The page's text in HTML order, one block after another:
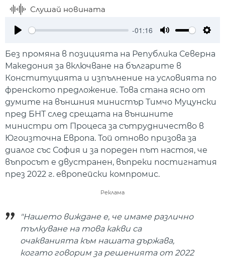
Слушай новината
-01:16
Без промяна в позицията на Република Северна
Македония за включване на българите в
Конституцията и изпълнение на условията по
френското предложение. Това стана ясно от
думите на външния министър Тимчо Муцунски
пред БНТ след срещата на външните
министри от Процеса за сътрудничество в
Югоизточна Европа. Той отново призова за
диалог със София и за пореден път настоя, че
въпросът е двустранен, въпреки постигнатия
през 2022 г. европейски компромис.
Реклама
"Нашето виждане е, че имаме различно
тълкуване на това какви са
очакванията към нашата държава,
когато говорим за решенията от 2022